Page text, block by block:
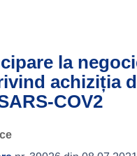
la
achiziția
COV2